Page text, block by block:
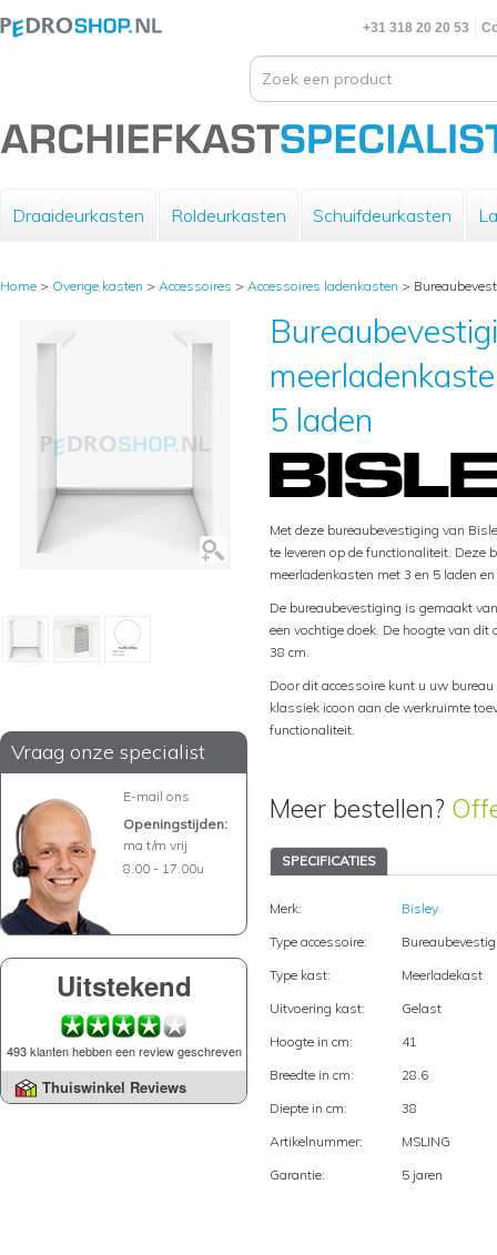
+31 318 20 20 53
Draaideurkasten Roldeurkasten Schuifdeurkasten
Home > Overige kasten > Accessoires > Accessoires ladenkasten >
Vraag onze specialist
E-mail ons
Openingstijden:
ma t/m vrij
8.00 - 17.00u
Uitstekend
493 klanten hebben een review geschreven
Thuiswinkel Reviews
5 laden
Met deze bureaubevestiging van
te leveren op de functionaliteit. Deze
meerladenkasten met 3 en 5 laden
De bureaubevestiging is gemaakt
een vochtige doek. De hoogte van dit
38 cm.
Door dit accessoire kunt u uw
klassiek icoon aan de werkruimte
functionaliteit.
Meer bestellen?
SPECIFICATIES
Merk:
Bisley
Type accessoire:
Type kast:
Meerladekast
Uitvoering kast:
Gelast
Hoogte in cm:
41
Breedte in cm:
28.6
Diepte in cm:
38
Artikelnummer:
MSLING
Garantie:
5 jaren